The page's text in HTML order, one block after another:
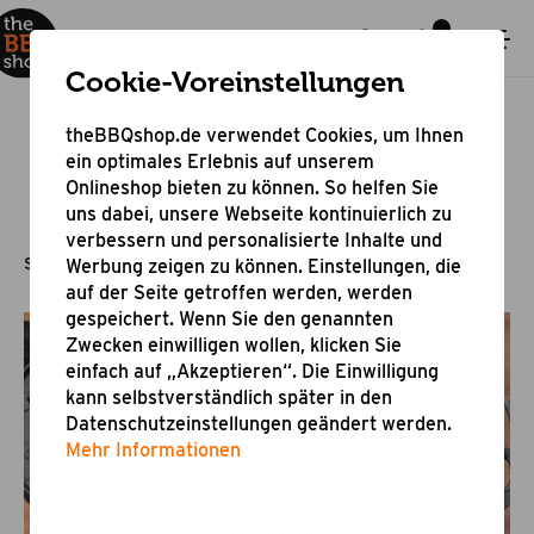
BBQ Magazin
Startseite
Unser Rezept für leckere
Cookie-Voreinstellungen
theBBQshop.de verwendet Cookies, um Ihnen
ein optimales Erlebnis auf unserem
Onlineshop bieten zu können. So helfen Sie
uns dabei, unsere Webseite kontinuierlich zu
verbessern und personalisierte Inhalte und
Werbung zeigen zu können. Einstellungen, die
auf der Seite getroffen werden, werden
gespeichert. Wenn Sie den genannten
Zwecken einwilligen wollen, klicken Sie
einfach auf „Akzeptieren“. Die Einwilligung
kann selbstverständlich später in den
Datenschutzeinstellungen geändert werden.
Mehr Informationen